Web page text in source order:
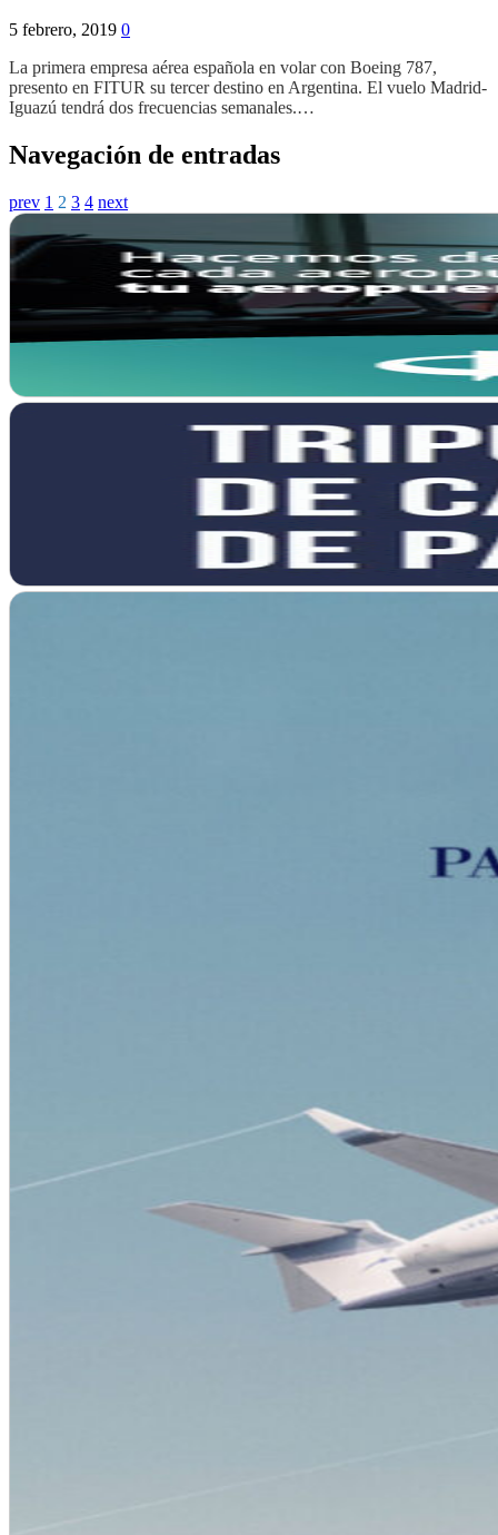
5 febrero, 2019 0
La primera empresa aérea española en volar con Boeing 787,
presento en FITUR su tercer destino en Argentina. El vuelo Madrid-
Iguazú tendrá dos frecuencias semanales.…
Navegación de entradas
prev 1 2 3 4 next